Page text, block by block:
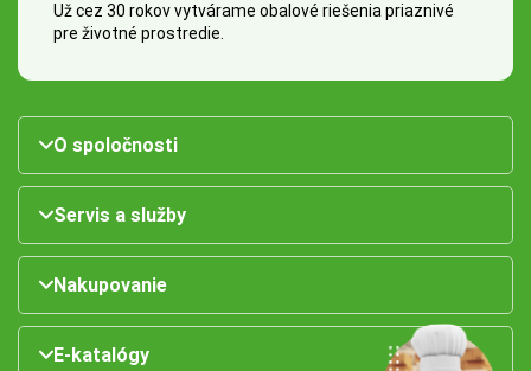
Už cez 30 rokov vytvárame obalové riešenia priaznivé
pre životné prostredie.
O spoločnosti
Servis a služby
Nakupovanie
E-katalógy